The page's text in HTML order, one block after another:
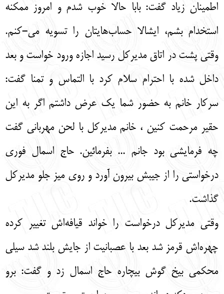
اطمینان زیاد گفت: بابا حالا خوب شدم و امروز ممکنه
استخدام بشم، ایشالا حساب‌هایتان را تسویه می-کنم.
وقتی پشت در اتاق مدیرکل رسید اجازه ورود خواست و بعد
داخل شده با احترام سلام کرد با التماس و تمنا گفت:
سرکار خانم به حضور شما یک عرض داشتم اگر به این
حقیر مرحمت کنین ، خانم مدیرکل با لحن مهربانی گفت
چه فرمایشی بود جانم ... بفرمائین. حاج اسمال فوری
درخواستی را از جیبش بیرون آورد و روی میز جلو مدیرکل
گذاشت.
وقتی مدیرکل درخواست را خواند قیافه‌اش تغییر کرده
چهره‌اش قرمز شد بعد با عصبانیت از جایش بلند شد سیلی
محکمی بیخ گوش بیچاره حاج اسمال زد و گفت: برو